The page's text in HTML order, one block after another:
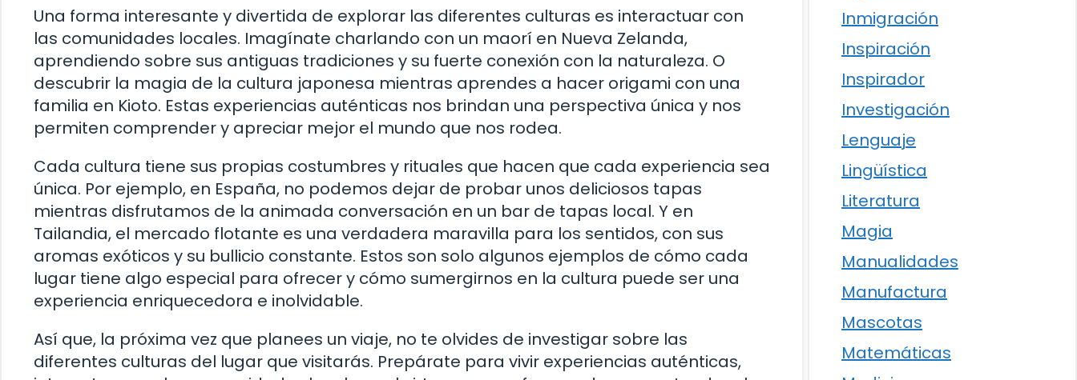
Una forma interesante y divertida de explorar las diferentes culturas es interactuar con
las comunidades locales. Imagínate charlando con un maorí en Nueva Zelanda,
aprendiendo sobre sus antiguas tradiciones y su fuerte conexión con la naturaleza. O
descubrir la magia de la cultura japonesa mientras aprendes a hacer origami con una
familia en Kioto. Estas experiencias auténticas nos brindan una perspectiva única y nos
permiten comprender y apreciar mejor el mundo que nos rodea.
Cada cultura tiene sus propias costumbres y rituales que hacen que cada experiencia sea
única. Por ejemplo, en España, no podemos dejar de probar unos deliciosos tapas
mientras disfrutamos de la animada conversación en un bar de tapas local. Y en
Tailandia, el mercado flotante es una verdadera maravilla para los sentidos, con sus
aromas exóticos y su bullicio constante. Estos son solo algunos ejemplos de cómo cada
lugar tiene algo especial para ofrecer y cómo sumergirnos en la cultura puede ser una
experiencia enriquecedora e inolvidable.
Así que, la próxima vez que planees un viaje, no te olvides de investigar sobre las
diferentes culturas del lugar que visitarás. Prepárate para vivir experiencias auténticas,
Inmigración
Inspiración
Inspirador
Investigación
Lenguaje
Lingüística
Literatura
Magia
Manualidades
Manufactura
Mascotas
Matemáticas